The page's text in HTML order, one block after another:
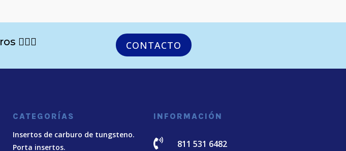
🙋🏻‍♂️ CONTACTO
CATEGORÍAS
Insertos de carburo de tungsteno.
Porta insertos.
INFORMACIÓN
 811 531 6482